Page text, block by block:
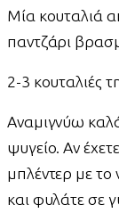
Μία κουταλιά
παντζάρι
2-3 κουταλιές
Αναμιγνύω
ψυγείο. Αν
μπλέντερ με το
και φυλάτε σε